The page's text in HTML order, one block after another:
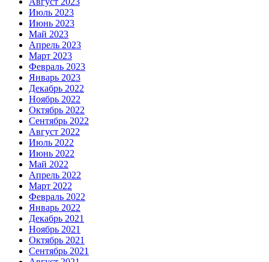
Июль 2023
Июнь 2023
Май 2023
Апрель 2023
Март 2023
Февраль 2023
Январь 2023
Декабрь 2022
Ноябрь 2022
Октябрь 2022
Сентябрь 2022
Август 2022
Июль 2022
Июнь 2022
Май 2022
Апрель 2022
Март 2022
Февраль 2022
Январь 2022
Декабрь 2021
Ноябрь 2021
Октябрь 2021
Сентябрь 2021